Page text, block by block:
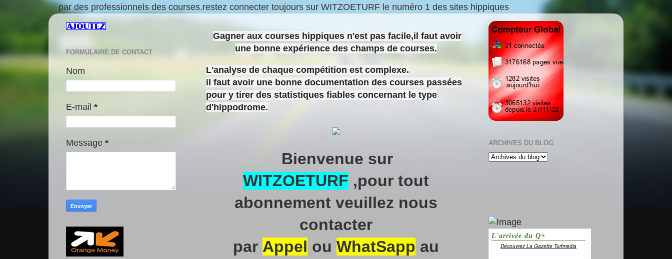
par des professionnels des courses.restez connecter toujours sur WITZOETURF le numéro 1 des sites hippiques
Gagner aux courses hippiques n'est pas facile,il faut avoir
une bonne expérience des champs de courses.
L'analyse de chaque compétition est complexe.
il faut avoir une bonne documentation des courses passées
pour y tirer des statistiques fiables concernant le type
d'hippodrome.
Bienvenue sur
WITZOETURF ,pour tout
abonnement veuillez nous
contacter
par Appel ou WhatSapp au
FORMULAIRE DE CONTACT
Nom
E-mail *
Message * ARCHIVES DU BLOG